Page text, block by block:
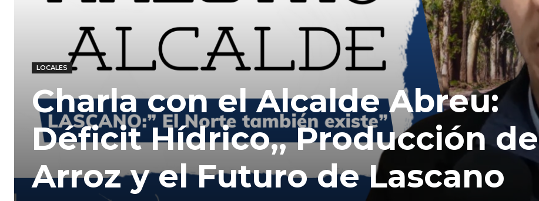
LOCALES
Charla con el Alcalde Abreu:
Déficit Hídrico,, Producción de
Arroz y el Futuro de Lascano